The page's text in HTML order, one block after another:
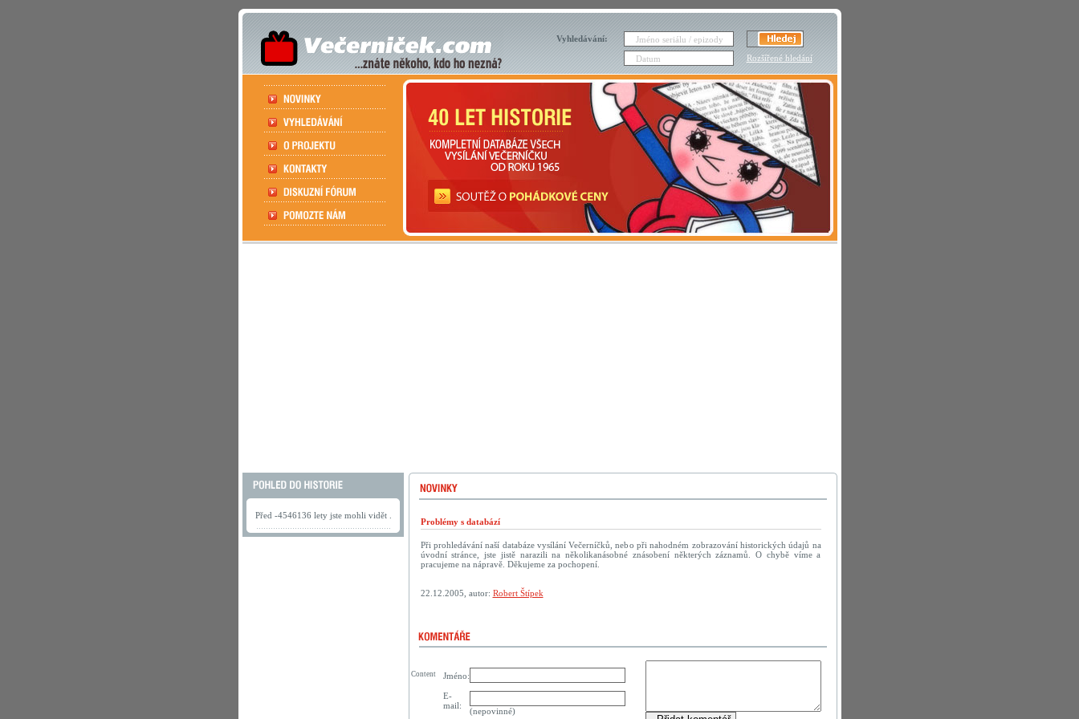
Vyhledávání:
Rozšířené hledání
Před -4546136 lety jste mohli vidět .
Problémy s databází
Při prohledávání naší databáze vysílání Večerníčků, nebo při nahodném zobrazování historických údajů na
úvodní stránce, jste jistě narazili na několikanásobné znásobení některých záznamů. O chybě víme a
pracujeme na nápravě. Děkujeme za pochopení.
22.12.2005, autor: Robert Štípek
Jméno:
E-
mail:
(nepovinné)
Content